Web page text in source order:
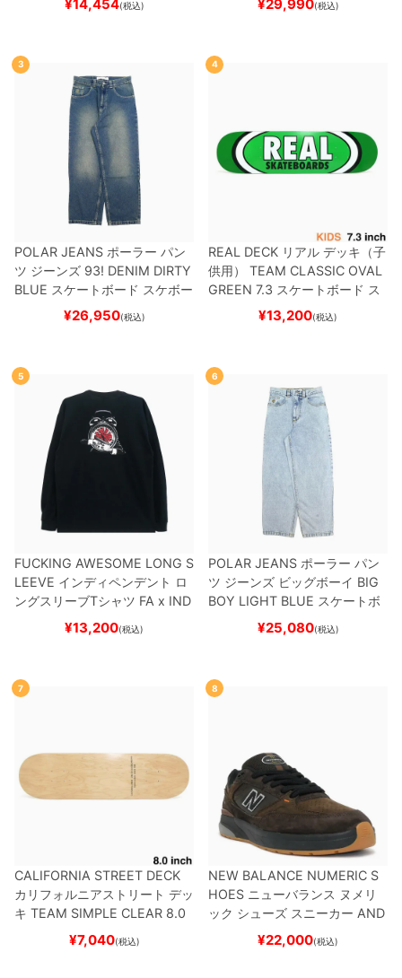
ード スケボー
¥14,454(税込) ¥29,990(税込)
3
POLAR JEANS ポーラー パン
ツ ジーンズ 93! DENIM DIRTY
BLUE スケートボード スケボー
¥26,950(税込)
4
REAL DECK リアル デッキ（子
供用）
TEAM CLASSIC OVAL
GREEN 7.3 スケートボード ス
¥13,200(税込)
5
FUCKING AWESOME LONG S
LEEVE インディペンデント ロ
ングスリーブTシャツ FA x IND
EPENDENTHOSTAGE
スケートボード スケボー
¥13,200(税込)
6
POLAR JEANS ポーラー パン
ツ ジーンズ ビッグボーイ BIG
BOY LIGHT BLUE スケートボ
ード スケボー
¥25,080(税込)
7
CALIFORNIA STREET DECK
カリフォルニアストリート デッ
キ TEAM SIMPLE CLEAR 8.0
ブランク（DSM）
ード スケボー
¥7,040(税込)
8
NEW BALANCE NUMERIC S
HOES ニューバランス ヌメリ
ック シューズ スニーカー AND
REW REYNOLDS 933
BROWN/BLACKスケート
¥22,000(税込)